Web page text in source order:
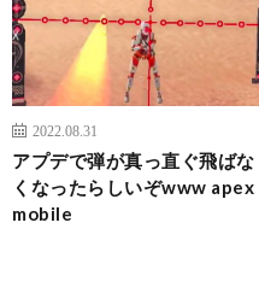
2022.08.31
アプデで弾が真っ直ぐ飛ばな
くなったらしいぞwww apex
mobile